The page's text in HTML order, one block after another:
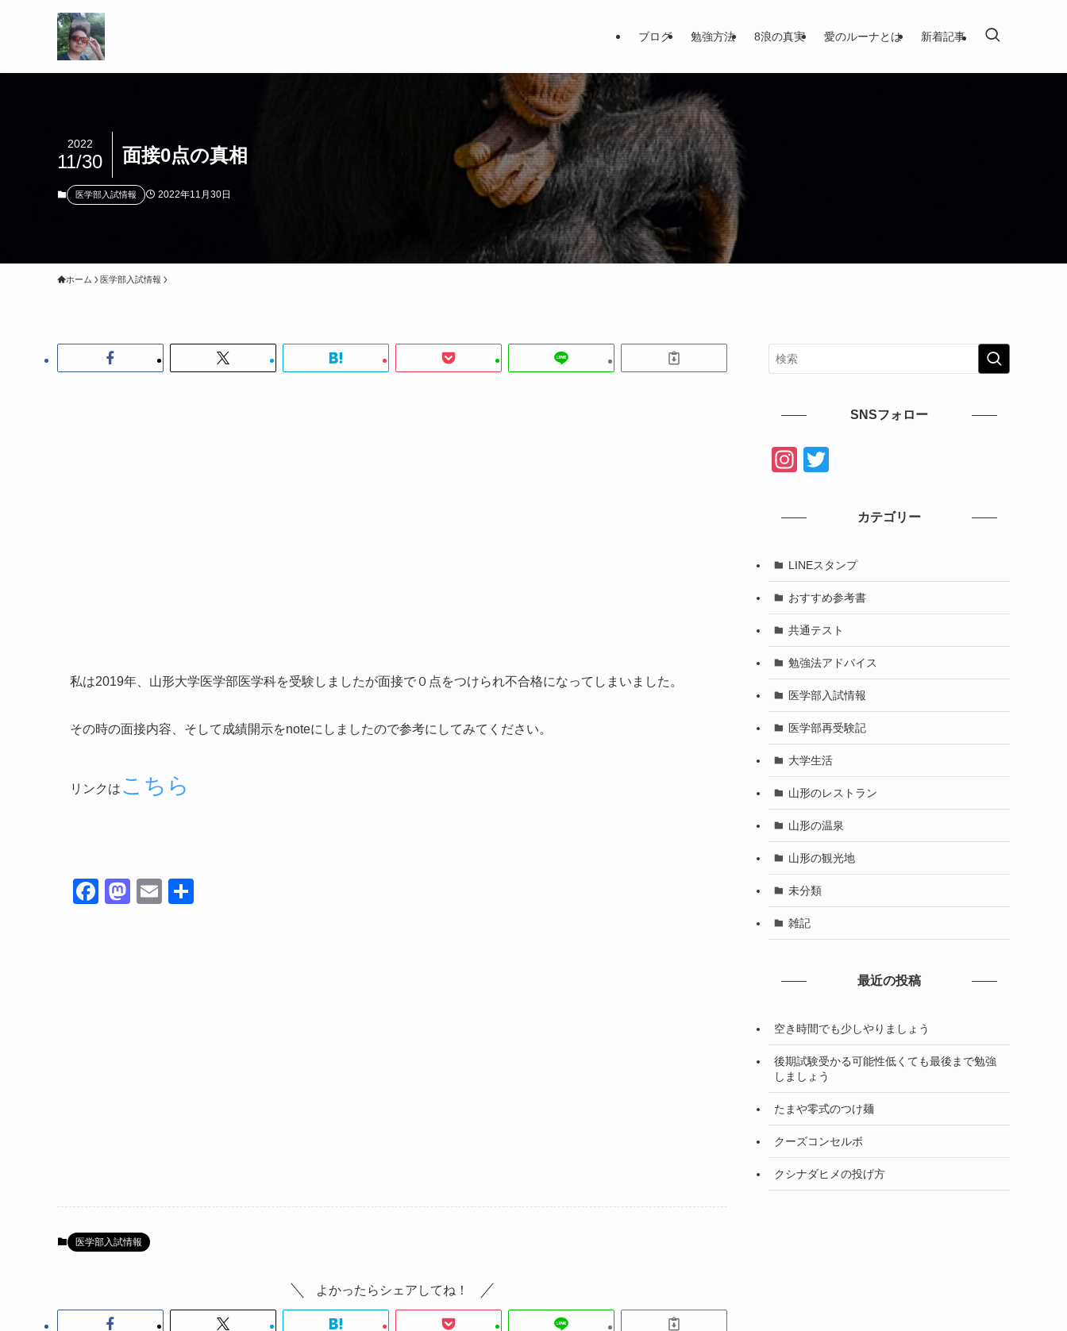
ブログ 勉強方法 8浪の真実 愛のルーナとは 新着記事
面接0点の真相
2022
11/30
医学部入試情報 2022年11月30日
ホーム 医学部入試情報
私は2019年、山形大学医学部医学科を受験しましたが面接で０点をつけられ不合格になってしまいました。
その時の面接内容、そして成績開示をnoteにしましたので参考にしてみてください。
リンクは こちら
F
M
E
医学部入試情報
よかったらシェアしてね！
SNSフォロー
In
a
a
m
カテゴリー
LINEスタンプ
おすすめ参考書
共通テスト
勉強法アドバイス
医学部入試情報
医学部再受験記
大学生活
山形のレストラン
山形の温泉
山形の観光地
未分類
雑記
最近の投稿
空き時間でも少しやりましょう
後期試験受かる可能性低くても最後まで勉強
しましょう
たまや零式のつけ麺
クーズコンセルボ
クシナダヒメの投げ方